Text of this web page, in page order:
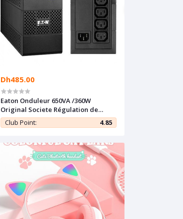
Dh485.00
Eaton Onduleur 650VA /360W
Original Societe Régulation de
tension automatique - Garantie 1 an
Club Point: 4.85